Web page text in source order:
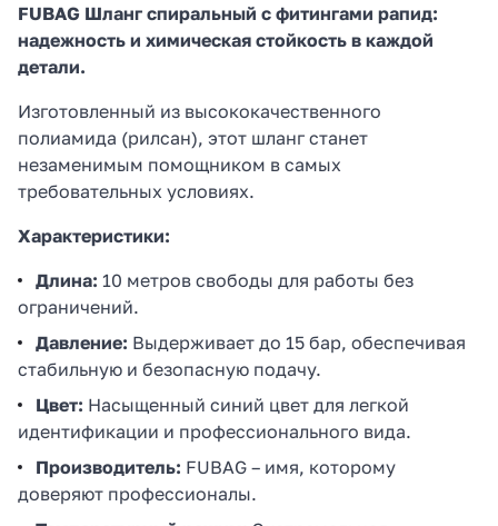
FUBAG Шланг спиральный с фитингами рапид:
надежность и химическая стойкость в каждой
детали.
Изготовленный из высококачественного
полиамида (рилсан), этот шланг станет
незаменимым помощником в самых
требовательных условиях.
Характеристики:
Длина: 10 метров свободы для работы без
ограничений.
Давление: Выдерживает до 15 бар, обеспечивая
стабильную и безопасную подачу.
Цвет: Насыщенный синий цвет для легкой
идентификации и профессионального вида.
Производитель: FUBAG – имя, которому
доверяют профессионалы.